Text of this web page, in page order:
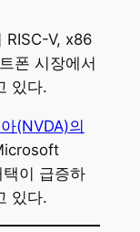
RISC-V, x86
폰 시장에서
있다.
(NVDA)의
이 급증하
있다.